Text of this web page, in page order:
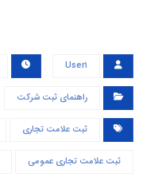
User۱
راهنمای ثبت شرکت
ثبت علامت تجاری
ثبت علامت تجاری عمومی